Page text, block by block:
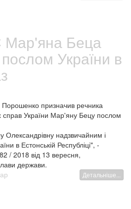
Беца
України в
призначив речника
справ України Мар'яну Бецу послом
надзвичайним і
в Естонській Республіці", -
/ 2018 від 13 вересня,
держави.
Детальніше...